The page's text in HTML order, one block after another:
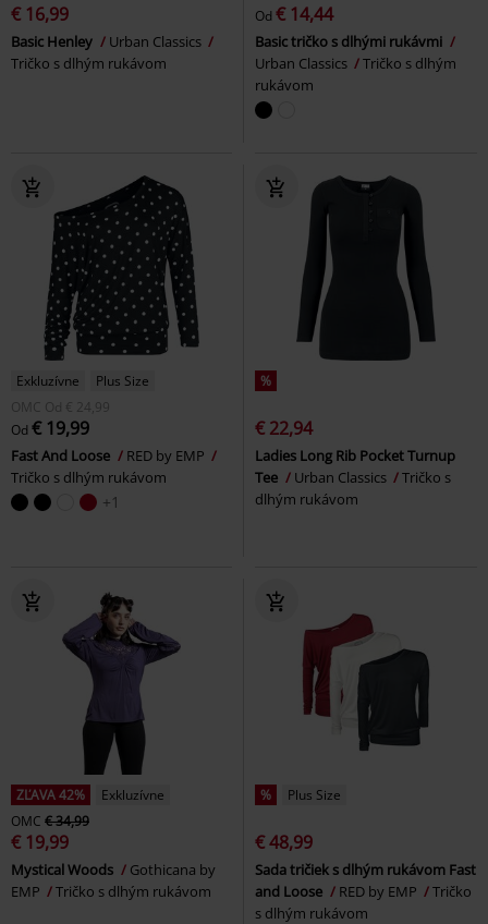
€ 16,99
Basic Henley
Urban Classics
Tričko s dlhým rukávom
Od € 14,44
Basic tričko s dlhými rukávmi
Urban Classics
Tričko s dlhým
rukávom
Exkluzívne
Plus Size
OMC Od € 24,99
Od € 19,99
Fast And Loose
RED by EMP
Tričko s dlhým rukávom
+1
%
€ 22,94
Ladies Long Rib Pocket Turnup
Tee
Urban Classics
Tričko s
dlhým rukávom
ZĽAVA 42%
Exkluzívne
OMC € 34,99
€ 19,99
Mystical Woods
Gothicana by
EMP
Tričko s dlhým rukávom
% Plus Size
€ 48,99
Sada tričiek s dlhým rukávom Fast
and Loose
RED by EMP
Tričko
s dlhým rukávom